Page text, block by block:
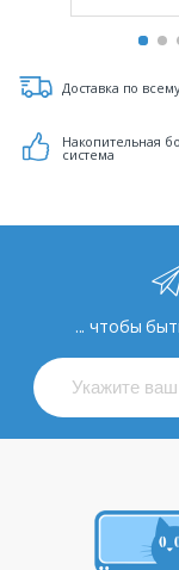
Доставка по
Накопительная
система
... чтобы